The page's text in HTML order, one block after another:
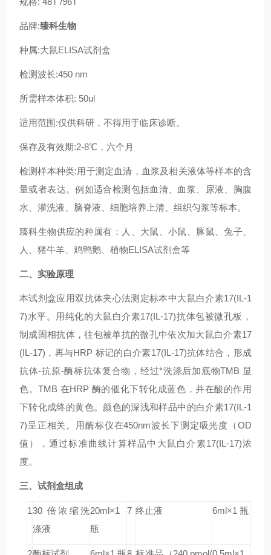
品牌:臻科生物
种属:大鼠ELISA试剂盒
检测波长:450 nm
所需样本体积: 50ul
适用范围:仅供科研，不得用于临床诊断。
保存及有效期:2-8℃，六个月
检测样本种类:用于测定血清，血浆及相关液体等样本的含
量或者表达。例如适合检测包括血清、血浆、尿液、胸腹
水、灌洗液、脑脊液、细胞培养上清、组织匀浆等标本。
臻科生物供应的种属有：人、大鼠、小鼠、豚鼠、兔子、
人、猪牛羊、鸡鸭鹅、植物ELISA试剂盒等
二、实验原理
本试剂盒应用双抗体夹心法测定标本中大鼠白介素17(IL-1
7)水平。用纯化的大鼠白介素17(IL-17)抗体包被微孔板，
制成固相抗体，往包被单抗的微孔中依次加大鼠白介素17
(IL-17) ，再与HRP 标记的白介素17(IL-17)抗体结合，形成
抗体-抗原-酶标抗体复合物，经过*洗涤后加底物TMB 显
色。TMB 在HRP 酶的催化下转化成蓝色，并在酸的作用
下转化成终的黄色。颜色的深浅和样品中的白介素17(IL-1
7)呈正相关。用酶标仪在450nm波长下测定吸光度（OD
值），通过标准曲线计算样品中大鼠白介素17(IL-17)浓
度。
三、试剂盒组成
130 倍浓缩洗
涤液
20ml×1
瓶
7 终止液 6ml×1 瓶